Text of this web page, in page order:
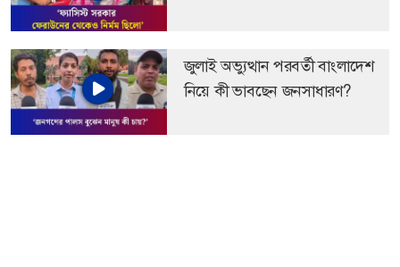
জুলাই অভ্যুত্থান পরবর্তী বাংলাদেশ
নিয়ে কী ভাবছেন জনসাধারণ?